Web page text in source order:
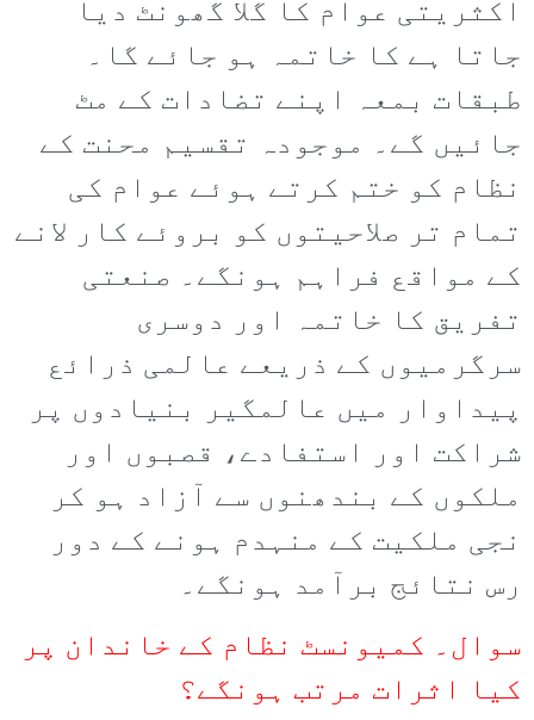
اکثریتی عوام کا گلا گھونٹ دیا
جاتا ہے کا خاتمہ ہو جائے گا۔
طبقات بمعہ اپنے تضادات کے مٹ
جائیں گے۔ موجودہ تقسیم محنت کے
نظام کو ختم کرتے ہوئے عوام کی
تمام تر صلاحیتوں کو بروئے کار لانے
کے مواقع فراہم ہونگے۔ صنعتی
تفریق کا خاتمہ اور دوسری
سرگرمیوں کے ذریعے عالمی ذرائع
پیداوار میں عالمگیر بنیادوں پر
شراکت اور استفادے، قصبوں اور
ملکوں کے بندھنوں سے آزاد ہو کر
نجی ملکیت کے منہدم ہونے کے دور
رس نتائج برآمد ہونگے۔
سوال۔ کمیونسٹ نظام کے خاندان پر
کیا اثرات مرتب ہونگے؟